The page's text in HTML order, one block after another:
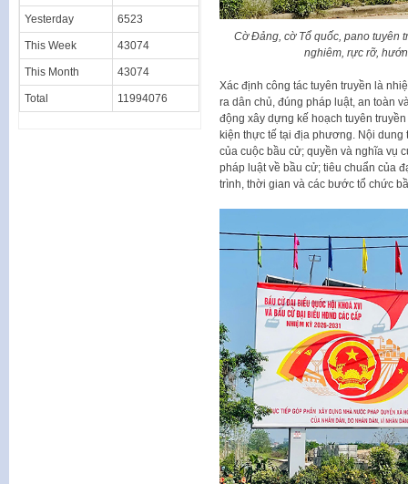
Cờ Đảng, cờ Tổ quốc, pano tuyên
nghiêm, rực rỡ,
Xác định công tác tuyên truyền là
ra dân chủ, đúng pháp luật, an toàn
động xây dựng kế hoạch tuyên
kiện thực tế tại địa phương. Nội dung
của cuộc bầu cử; quyền và nghĩa vụ
pháp luật về bầu cử; tiêu chuẩn của
trình, thời gian và các bước tổ chức
Yesterday 6523
This Week 43074
This Month 43074
Total 11994076